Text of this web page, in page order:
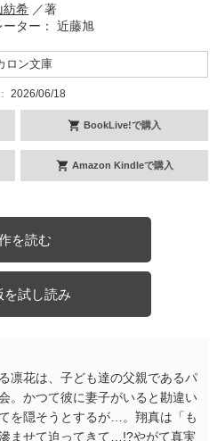
紡希 ／著
ーター： 近藤旭
ロン文庫
2026/06/18
BookLive!で購入
Amazon Kindleで購入
を読む
を試し読み
凛花は、子ども達の父親であるパ
。かつて彼に妻子がいると勘違い
を隠そうとするが…。翔真は「も
ませて迫ってきて…!?やがて真実